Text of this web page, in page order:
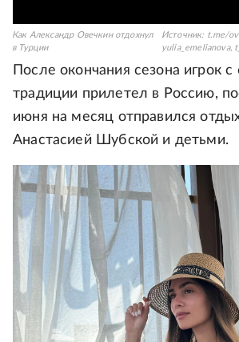
Как Александр Овечкин отдохнул
в Турции
Источник: t.me/
yulia_emelianova,
После окончания сезона игрок
традиции прилетел в Россию,
июня на месяц отправился
Анастасией Шубской и детьми.